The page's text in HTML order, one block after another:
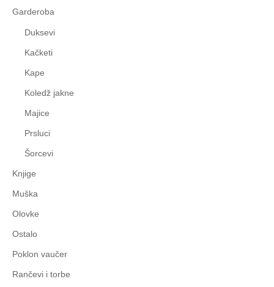
Garderoba
Duksevi
Kačketi
Kape
Koledž jakne
Majice
Prsluci
Šorcevi
Knjige
Muška
Olovke
Ostalo
Poklon vaučer
Rančevi i torbe